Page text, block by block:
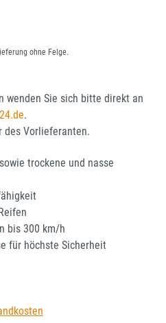
ohne Felge.
wenden Sie sich bitte direkt an
.
des Vorlieferanten.
trockene und nasse
bis 300 km/h
für höchste Sicherheit